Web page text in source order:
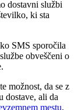
dostavni službi
ki sta
SMS sporočila
obveščeni o
možnost, da se z
dostave, ali da
mestu.